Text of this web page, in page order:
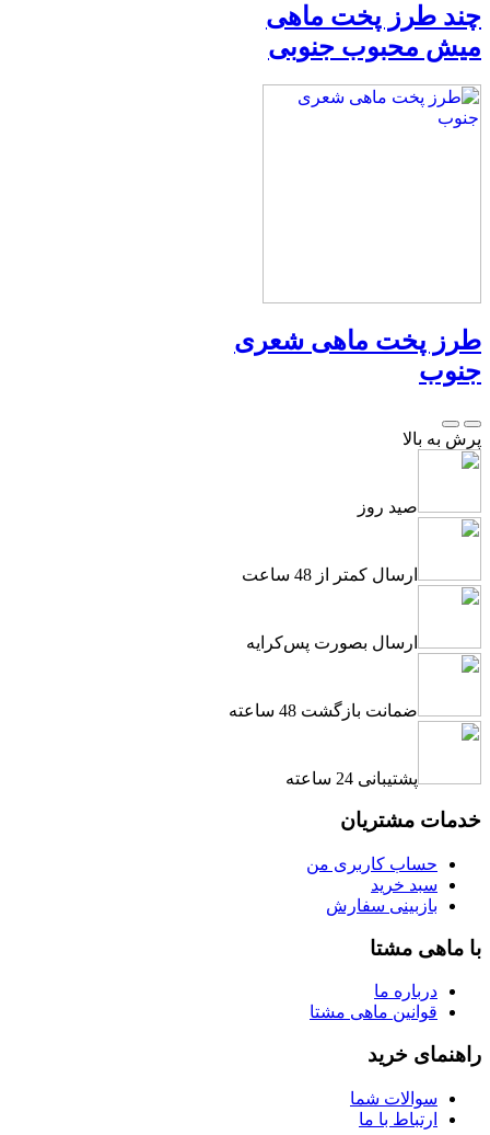
چند طرز پخت ماهی
میش محبوب جنوبی
طرز پخت ماهی شعری
جنوب
پرش به بالا
صید روز
ارسال کمتر از 48 ساعت
ارسال بصورت پس‌کرایه
ضمانت بازگشت 48 ساعته
پشتیبانی 24 ساعته
خدمات مشتریان
حساب کاربری من
سبد خرید
بازبینی سفارش
با ماهی مشتا
درباره ما
قوانین ماهی مشتا
راهنمای خرید
سوالات شما
ارتباط با ما